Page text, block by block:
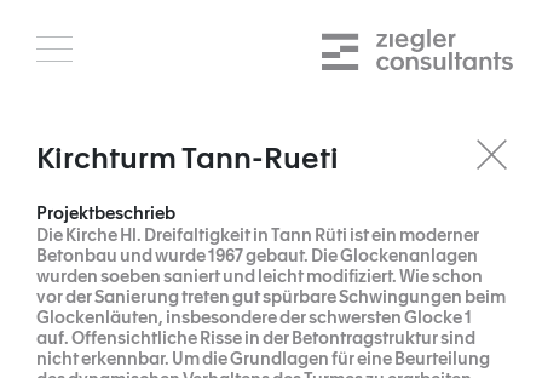
content
Kirchturm Tann-Rueti
Projektbeschrieb
Die Kirche Hl. Dreifaltigkeit in Tann Rüti ist ein moderner
Betonbau und wurde 1967 gebaut. Die Glockenanlagen
wurden soeben saniert und leicht modifiziert. Wie schon
vor der Sanierung treten gut spürbare Schwingungen beim
Glockenläuten, insbesondere der schwersten Glocke 1
auf. Offensichtliche Risse in der Betontragstruktur sind
nicht erkennbar. Um die Grundlagen für eine Beurteilung